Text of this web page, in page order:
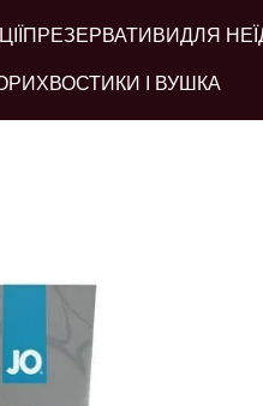
ПРЕЗЕРВАТИВИДЛЯ НЕЇ
ХВОСТИКИ І ВУШКА